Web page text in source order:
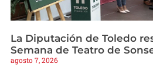
La Diputación de Toledo
Semana de Teatro de
agosto 7, 2026